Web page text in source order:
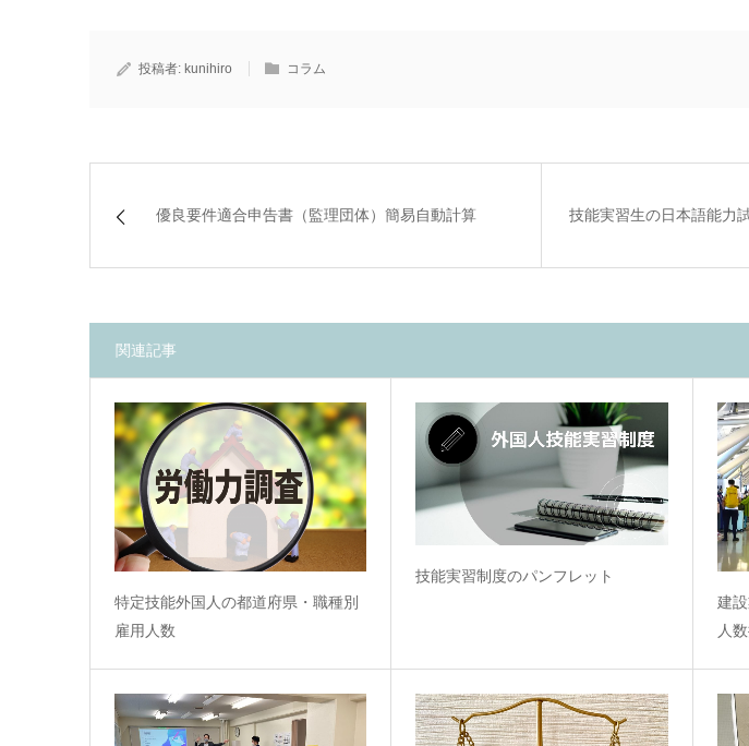
投稿者: kunihiro コラム
優良要件適合申告書（監理団体）簡易自動計算 技能実習生の日本語能力
関連記事
特定技能外国人の都道府県・職種別
雇用人数
技能実習制度のパンフレット
建
人